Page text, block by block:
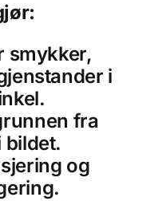
smykker,
i
fra
bildet.
og